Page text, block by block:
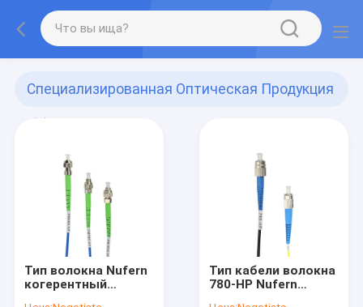
Специализированная Оптическая Продукция
Тип волокна Nufern
когерентный
Тип кабели волокна
780-HP Nufern